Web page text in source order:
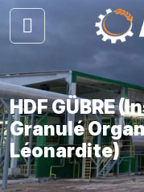
HDF GÜBRE
Granulé
Léonardite)